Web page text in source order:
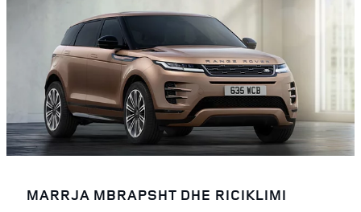
MARRJA MBRAPSHT DHE RICIKLIMI